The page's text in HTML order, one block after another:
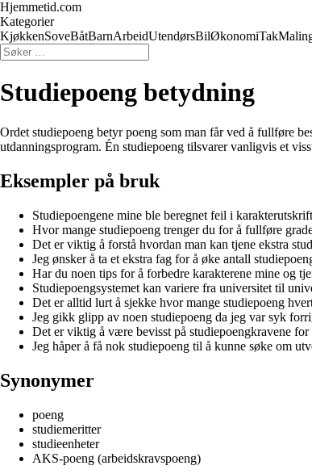
Hjemmetid.com
Kategorier
KjøkkenSoveBåtBarnArbeidUtendørsBilØkonomiTak
Studiepoeng betydning
Ordet studiepoeng betyr poeng som man får ved å fullføre
utdanningsprogram. Én studiepoeng tilsvarer vanligvis et
Eksempler på bruk
Studiepoengene mine ble beregnet feil i
Hvor mange studiepoeng trenger du for å fullføre
Det er viktig å forstå hvordan man kan tjene ekstra
Jeg ønsker å ta et ekstra fag for å øke antall
Har du noen tips for å forbedre karakterene mine og
Studiepoengsystemet kan variere fra universitet til
Det er alltid lurt å sjekke hvor mange studiepoeng
Jeg gikk glipp av noen studiepoeng da jeg var syk
Det er viktig å være bevisst på studiepoengkravene
Jeg håper å få nok studiepoeng til å kunne søke om
Synonymer
poeng
studiemeritter
studieenheter
AKS-poeng (arbeidskravspoeng)